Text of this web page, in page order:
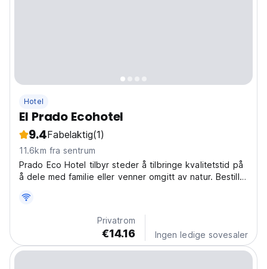
Hotel
El Prado Ecohotel
9.4Fabelaktig(1)
11.6km fra sentrum
Prado Eco Hotel tilbyr steder å tilbringe kvalitetstid på
å dele med familie eller venner omgitt av natur. Bestill
Privatrom
€14.16 Ingen ledige sovesaler